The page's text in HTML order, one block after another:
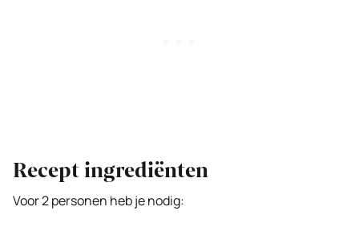
Recept ingrediënten
Voor 2 personen heb je nodig: